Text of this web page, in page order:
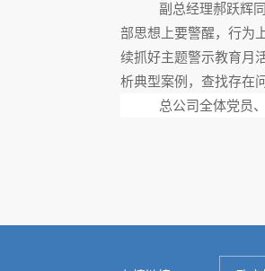
副总经理郝跃辉
部思想上要警醒，行为
续抓好主题警示教育月
析典型案例，查找存在
总公司全体党员、